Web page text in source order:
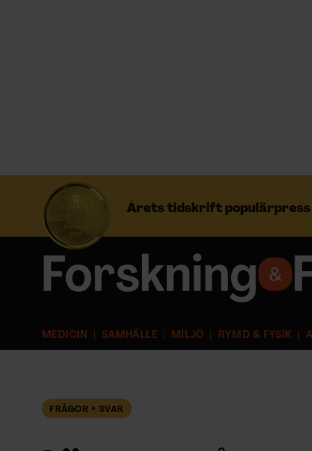
Årets tidskrift populärpress
MEDICIN SAMHÄLLE MILJÖ RYMD & FYSIK AI
NYHETSBREV
ÄMNEN
ARKIV & E-TIDNING
LYSSNA/PODD
EVENEMANG & RESOR
KONTAKTA F&F
FRÅGOR + SVAR